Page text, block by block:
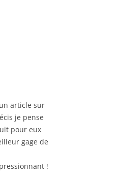
article sur
je pense
pour eux
gage de
!